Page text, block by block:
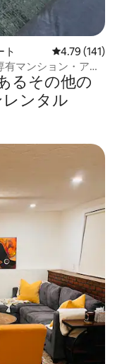
ト レビュー141
4.79 (141)
マンション・アパ
るそ⁠の⁠他⁠の
ン⁠タ⁠ル